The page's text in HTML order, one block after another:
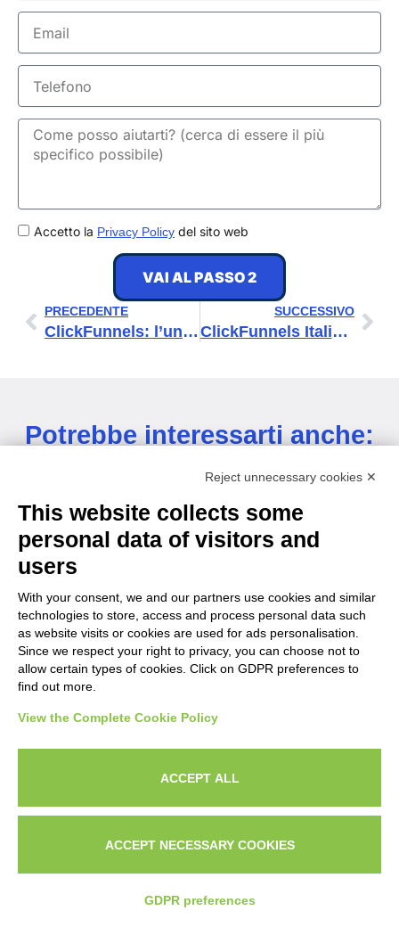
Email
Telefono
GDPRAccetto la Privacy Policy del sito web
VAI AL PASSO 2
Precedente
PRECEDENTE
ClickFunnels: l’unico strumento per vendere online di cui hai bisogno
SUCCESSIVO
ClickFunnels Italiano: La Traduzione Completa
Potrebbe interessarti anche:
sconti
CHI
SONO?
IL
Reject unnecessary cookies ✕
This website collects some
personal data of visitors and
users
With your consent, we and our partners use cookies and similar
technologies to store, access and process personal data such
as website visits or cookies are used for ads personalisation.
Since we respect your right to privacy, you can choose not to
allow certain types of cookies. Click on GDPR preferences to
find out more.
View the Complete Cookie Policy
ACCEPT ALL
ACCEPT NECESSARY COOKIES
GDPR preferences